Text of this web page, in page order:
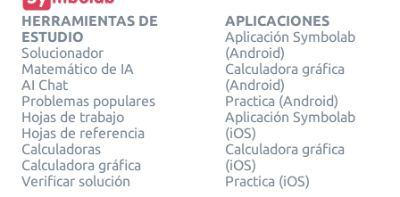
HERRAMIENTAS DE
ESTUDIO
Solucionador
Matemático de IA
AI Chat
Problemas populares
Hojas de trabajo
Hojas de referencia
Calculadoras
Calculadora gráfica
Verificar solución
APLICACIONES
Aplicación Symbolab
(Android)
Calculadora gráfica
(Android)
Practica (Android)
Aplicación Symbolab
(iOS)
Calculadora gráfica
(iOS)
Practica (iOS)